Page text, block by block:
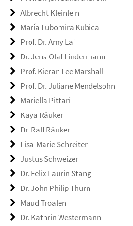
Albrecht Kleinlein
María Lubomira Kubica
Prof. Dr. Amy Lai
Dr. Jens-Olaf Lindermann
Prof. Kieran Lee Marshall
Prof. Dr. Juliane Mendelsohn
Mariella Pittari
Kaya Räuker
Dr. Ralf Räuker
Lisa-Marie Schreiter
Justus Schweizer
Dr. Felix Laurin Stang
Dr. John Philip Thurn
Maud Troalen
Dr. Kathrin Westermann